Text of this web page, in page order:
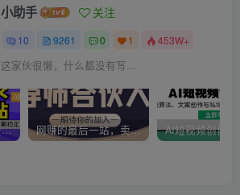
小助手 关注
10 9261 0 1 453W+
这家伙很懒，什么都没有写...
【全自动成交虚拟资源站】站长唯一陪跑项目！月入10W+~长期稳定~ 网赚的最后一站，卖项目！做网赚顶级猎食者~